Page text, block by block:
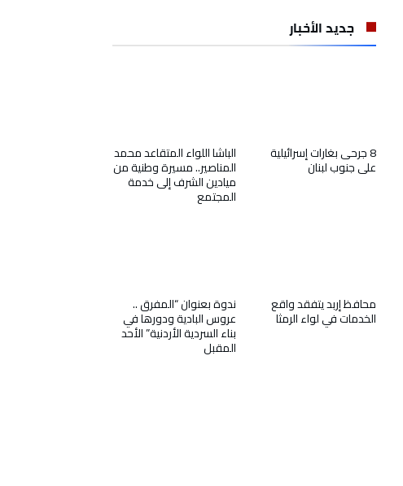
جديد الأخبار
الباشا اللواء المتقاعد محمد
المناصير.. مسيرة وطنية من
ميادين الشرف إلى خدمة
المجتمع
8 جرحى بغارات إسرائيلية
على جنوب لبنان
ندوة بعنوان “المفرق ..
عروس البادية ودورها في
بناء السردية الأردنية” الأحد
المقبل
محافظ إربد يتفقد واقع
الخدمات في لواء الرمثا